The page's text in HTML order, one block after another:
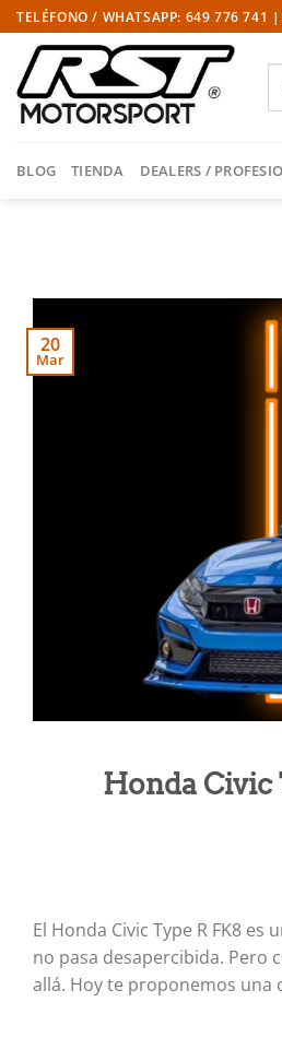
Saltar
al
contenido
TELÉFONO / WHATSAPP: 649 776 741
BLOG TIENDA DEALERS /
20
Mar
Honda Civic
El Honda Civic Type R FK8
no pasa desapercibida. Pero
allá. Hoy te proponemos